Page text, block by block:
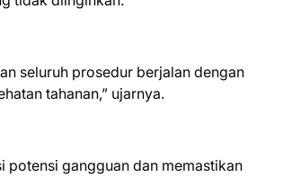
seluruh prosedur berjalan dengan
tahanan,” ujarnya.
potensi gangguan dan memastikan